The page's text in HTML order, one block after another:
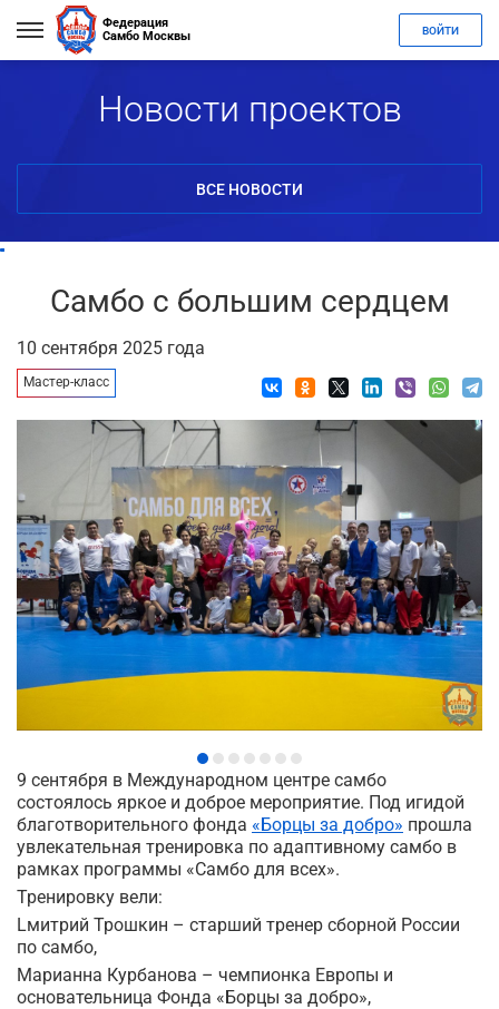
Федерация
Самбо Москвы
ВОЙТИ
Новости проектов
ВСЕ НОВОСТИ
Самбо с большим сердцем
10 сентября 2025 года
Мастер-класс
9 сентября в Международном центре самбо
состоялось яркое и доброе мероприятие. Под игидой
благотворительного фонда «Борцы за добро» прошла
увлекательная тренировка по адаптивному самбо в
рамках программы «Самбо для всех».
Тренировку вели:
Lмитрий Трошкин – старший тренер сборной России
по самбо,
Марианна Курбанова – чемпионка Европы и
основательница Фонда «Борцы за добро»,